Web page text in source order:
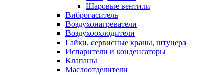
Шаровые вентили
Виброгаситель
Воздухонагреватели
Воздухоохлодители
Гайки, сервисные краны, штуцера
Испарители и конденсаторы
Клапаны
Маслоотделители